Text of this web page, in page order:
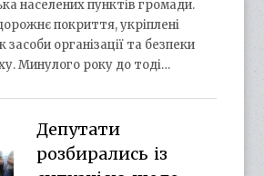
населених пунктів громади.
покриття, укріплені
засоби організації та безпеки
Минулого року до тоді…
Депутати
розбирались із